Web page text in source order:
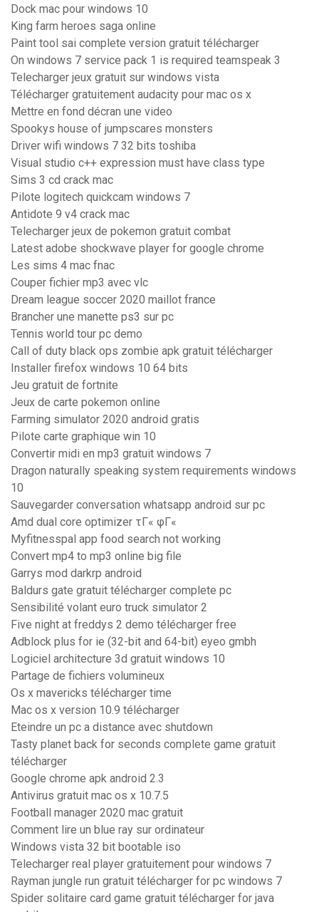
Dock mac pour windows 10
King farm heroes saga online
Paint tool sai complete version gratuit télécharger
On windows 7 service pack 1 is required teamspeak 3
Telecharger jeux gratuit sur windows vista
Télécharger gratuitement audacity pour mac os x
Mettre en fond décran une video
Spookys house of jumpscares monsters
Driver wifi windows 7 32 bits toshiba
Visual studio c++ expression must have class type
Sims 3 cd crack mac
Pilote logitech quickcam windows 7
Antidote 9 v4 crack mac
Telecharger jeux de pokemon gratuit combat
Latest adobe shockwave player for google chrome
Les sims 4 mac fnac
Couper fichier mp3 avec vlc
Dream league soccer 2020 maillot france
Brancher une manette ps3 sur pc
Tennis world tour pc demo
Call of duty black ops zombie apk gratuit télécharger
Installer firefox windows 10 64 bits
Jeu gratuit de fortnite
Jeux de carte pokemon online
Farming simulator 2020 android gratis
Pilote carte graphique win 10
Convertir midi en mp3 gratuit windows 7
Dragon naturally speaking system requirements windows
10
Sauvegarder conversation whatsapp android sur pc
Amd dual core optimizer τΓ« φΓ«
Myfitnesspal app food search not working
Convert mp4 to mp3 online big file
Garrys mod darkrp android
Baldurs gate gratuit télécharger complete pc
Sensibilité volant euro truck simulator 2
Five night at freddys 2 demo télécharger free
Adblock plus for ie (32-bit and 64-bit) eyeo gmbh
Logiciel architecture 3d gratuit windows 10
Partage de fichiers volumineux
Os x mavericks télécharger time
Mac os x version 10.9 télécharger
Eteindre un pc a distance avec shutdown
Tasty planet back for seconds complete game gratuit
télécharger
Google chrome apk android 2.3
Antivirus gratuit mac os x 10.7.5
Football manager 2020 mac gratuit
Comment lire un blue ray sur ordinateur
Windows vista 32 bit bootable iso
Telecharger real player gratuitement pour windows 7
Rayman jungle run gratuit télécharger for pc windows 7
Spider solitaire card game gratuit télécharger for java